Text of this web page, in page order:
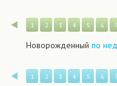
Назад
1 2 3 4 5 6 7
Новорожденный по
Назад
1 2 3 4 5 6 7